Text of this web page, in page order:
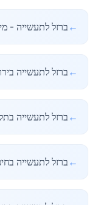
←ברזל לתעשייה -
← ברזל לתעשייה
← ברזל לתעשייה
← ברזל לתעשייה